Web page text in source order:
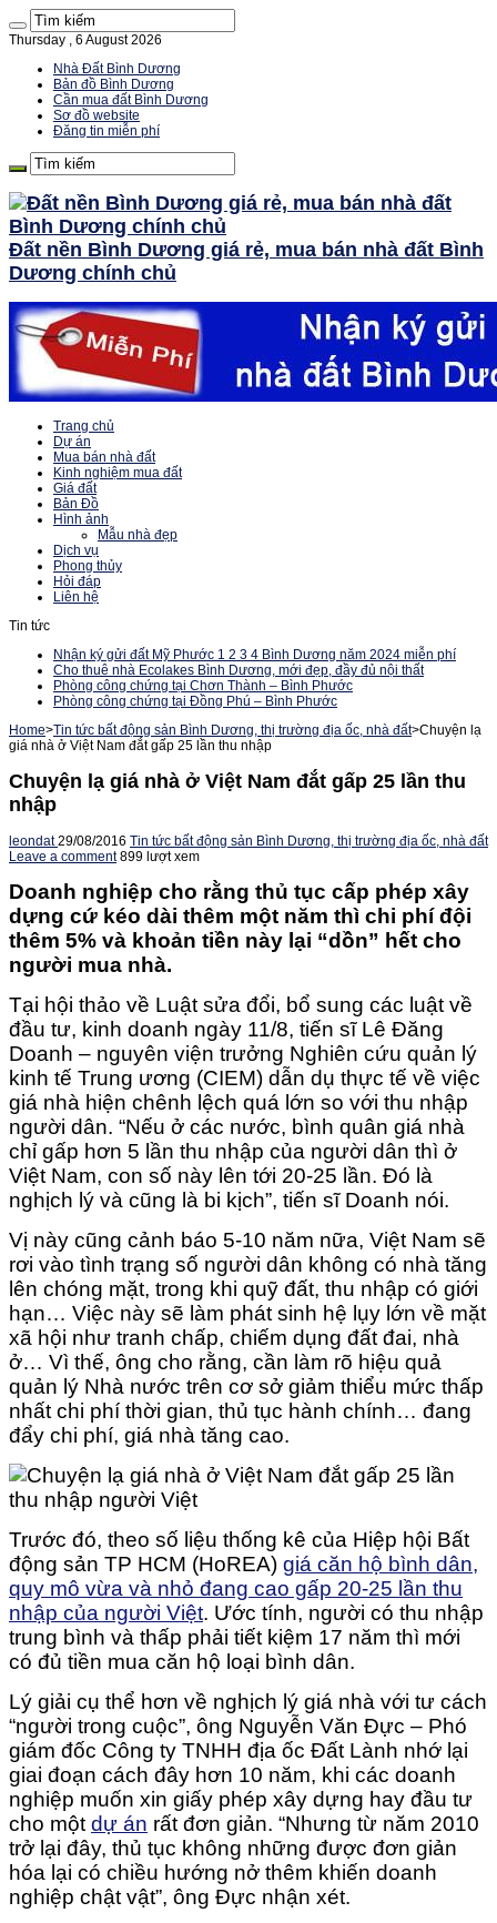
Thursday , 6 August 2026
Nhà Đất Bình Dương
Bản đồ Bình Dương
Cần mua đất Bình Dương
Sơ đồ website
Đăng tin miễn phí
Đất nền Bình Dương giá rẻ, mua bán nhà đất Bình
Dương chính chủ
Trang chủ
Dự án
Mua bán nhà đất
Kinh nghiệm mua đất
Giá đất
Bản Đồ
Hình ảnh
Mẫu nhà đẹp
Dịch vụ
Phong thủy
Hỏi đáp
Liên hệ
Tin tức
Nhận ký gửi đất Mỹ Phước 1 2 3 4 Bình Dương năm 2024 miễn phí
Cho thuê nhà Ecolakes Bình Dương, mới đẹp, đầy đủ nội thất
Phòng công chứng tại Chơn Thành – Bình Phước
Phòng công chứng tại Đồng Phú – Bình Phước
Home>Tin tức bất động sản Bình Dương, thị trường địa ốc, nhà đất>Chuyện lạ
giá nhà ở Việt Nam đắt gấp 25 lần thu nhập
Chuyện lạ giá nhà ở Việt Nam đắt gấp 25 lần thu
nhập
leondat29/08/2016 Tin tức bất động sản Bình Dương, thị trường địa ốc, nhà đất
Leave a comment 899 lượt xem
Doanh nghiệp cho rằng thủ tục cấp phép xây
dựng cứ kéo dài thêm một năm thì chi phí đội
thêm 5% và khoản tiền này lại “dồn” hết cho
người mua nhà.
Tại hội thảo về Luật sửa đổi, bổ sung các luật về
đầu tư, kinh doanh ngày 11/8, tiến sĩ Lê Đăng
Doanh – nguyên viện trưởng Nghiên cứu quản lý
kinh tế Trung ương (CIEM) dẫn dụ thực tế về việc
giá nhà hiện chênh lệch quá lớn so với thu nhập
người dân. “Nếu ở các nước, bình quân giá nhà
chỉ gấp hơn 5 lần thu nhập của người dân thì ở
Việt Nam, con số này lên tới 20-25 lần. Đó là
nghịch lý và cũng là bi kịch”, tiến sĩ Doanh nói.
Vị này cũng cảnh báo 5-10 năm nữa, Việt Nam sẽ
rơi vào tình trạng số người dân không có nhà tăng
lên chóng mặt, trong khi quỹ đất, thu nhập có giới
hạn… Việc này sẽ làm phát sinh hệ lụy lớn về mặt
xã hội như tranh chấp, chiếm dụng đất đai, nhà
ở… Vì thế, ông cho rằng, cần làm rõ hiệu quả
quản lý Nhà nước trên cơ sở giảm thiểu mức thấp
nhất chi phí thời gian, thủ tục hành chính… đang
đẩy chi phí, giá nhà tăng cao.
Trước đó, theo số liệu thống kê của Hiệp hội Bất
động sản TP HCM (HoREA) giá căn hộ bình dân,
quy mô vừa và nhỏ đang cao gấp 20-25 lần thu
nhập của người Việt. Ước tính, người có thu nhập
trung bình và thấp phải tiết kiệm 17 năm thì mới
có đủ tiền mua căn hộ loại bình dân.
Lý giải cụ thể hơn về nghịch lý giá nhà với tư cách
“người trong cuộc”, ông Nguyễn Văn Đực – Phó
giám đốc Công ty TNHH địa ốc Đất Lành nhớ lại
giai đoạn cách đây hơn 10 năm, khi các doanh
nghiệp muốn xin giấy phép xây dựng hay đầu tư
cho một dự án rất đơn giản. “Nhưng từ năm 2010
trở lại đây, thủ tục không những được đơn giản
hóa lại có chiều hướng nở thêm khiến doanh
nghiệp chật vật”, ông Đực nhận xét.